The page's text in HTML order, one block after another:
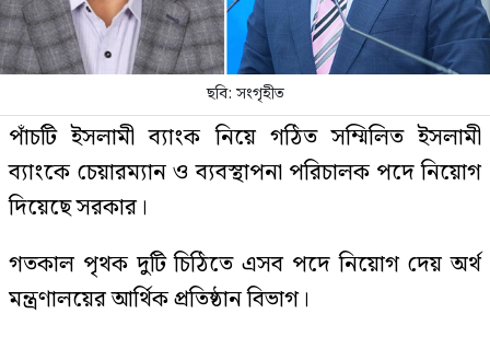
ছবি: সংগৃহীত
পাঁচটি ইসলামী ব্যাংক নিয়ে গঠিত সম্মিলিত ইসলামী
ব্যাংকে চেয়ারম্যান ও ব্যবস্থাপনা পরিচালক পদে নিয়োগ
দিয়েছে সরকার।
গতকাল পৃথক দুটি চিঠিতে এসব পদে নিয়োগ দেয় অর্থ
মন্ত্রণালয়ের আর্থিক প্রতিষ্ঠান বিভাগ।